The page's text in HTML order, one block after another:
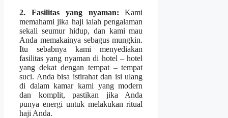
2. Fasilitas yang nyaman: Kami
memahami jika haji ialah pengalaman
sekali seumur hidup, dan kami mau
Anda memakainya sebagus mungkin.
Itu sebabnya kami menyediakan
fasilitas yang nyaman di hotel – hotel
yang dekat dengan tempat – tempat
suci. Anda bisa istirahat dan isi ulang
di dalam kamar kami yang modern
dan komplit, pastikan jika Anda
punya energi untuk melakukan ritual
haji Anda.